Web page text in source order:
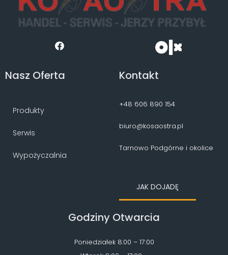
Nasz Oferta
Produkty
Serwis
Wypożyczalnia
Kontakt
+48 606 890 154
biuro@kosaostra.pl
Tarnowo Podgórne i okolice
JAK DOJADĘ
Godziny Otwarcia
Poniedziałek 8:00 – 17:00